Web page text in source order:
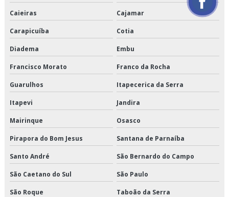
Orçamento de transporte produtos congelados
Orçamento de transporte produtos refrigerados
Serviço de armazenagem de produtos perecíveis
Serviço de armazenagem para alimentos climatizados
Serviço de armazenagem para alimentos congelados
Serviço de armazenagem para alimentos refrigerados
Serviço de armazenamento refrigerado
Serviço de cross docking
Caieiras Cajamar
Carapicuíba Cotia
Diadema Embu
Francisco Morato Franco da Rocha
Guarulhos Itapecerica da Serra
Itapevi Jandira
Mairinque Osasco
Pirapora do Bom Jesus Santana de Parnaíba
Santo André São Bernardo do Campo
São Caetano do Sul São Paulo
São Roque Taboão da Serra